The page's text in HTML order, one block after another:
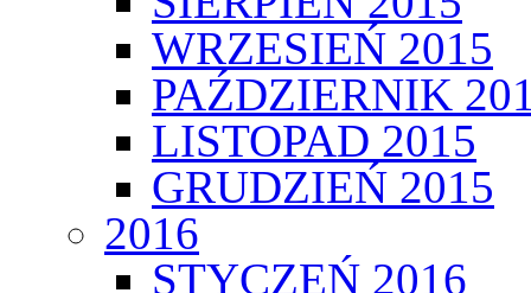
WRZESIEŃ 2015
PAŹDZIERNIK
LISTOPAD 2015
GRUDZIEŃ 2015
2016
STYCZEŃ 2016